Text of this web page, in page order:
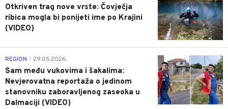
Otkriven trag nove vrste: Čovječja
ribica mogla bi ponijeti ime po Krajini
(VIDEO)
0
REGION 29.05.2026.
Sam među vukovima i šakalima:
Nevjerovatna reportaža o jedinom
stanovniku zaboravljenog zaseoka u
Dalmaciji (VIDEO)